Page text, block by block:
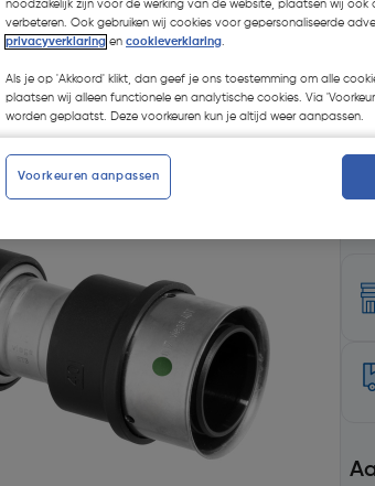
€
€
noodzakelijk zijn voor de werking van de website, plaatsen wij
verbeteren. Ook gebruiken wij cookies voor gepersonaliseerde
privacyverklaring en cookieverklaring.
Als je op 'Akkoord' klikt, dan geef je ons toestemming om alle
plaatsen wij alleen functionele en analytische cookies. Via
worden geplaatst. Deze voorkeuren kun je altijd weer aanpassen.
Voorkeuren aanpassen